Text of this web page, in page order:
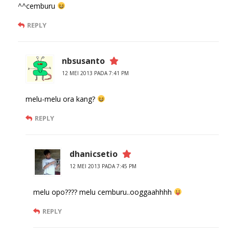
^^cemburu
REPLY
nbsusanto
12 MEI 2013 PADA 7:41 PM
melu-melu ora kang?
REPLY
dhanicsetio
12 MEI 2013 PADA 7:45 PM
melu opo???? melu cemburu..ooggaahhhh
REPLY